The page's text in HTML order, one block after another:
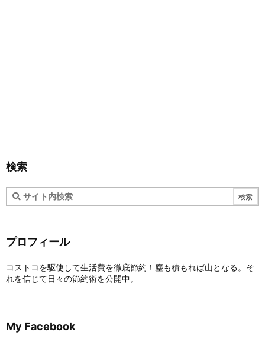
検索
プロフィール
コストコを駆使して生活費を徹底節約！塵も積もれば山となる。そ
れを信じて日々の節約術を公開中。
My Facebook